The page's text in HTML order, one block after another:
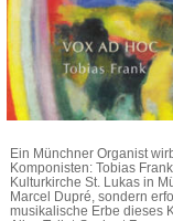
Ein Münchner Organist
Komponisten: Tobias
Kulturkirche St. Lukas in
Marcel Dupré, sondern
musikalische Erbe dieses